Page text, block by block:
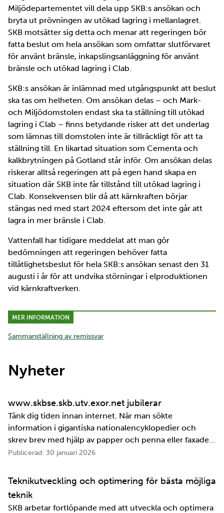
Miljödepartementet vill dela upp SKB:s ansökan och
bryta ut prövningen av utökad lagring i mellanlagret.
SKB motsätter sig detta och menar att regeringen bör
fatta beslut om hela ansökan som omfattar slutförvaret
för använt bränsle, inkapslingsanläggning för använt
bränsle och utökad lagring i Clab.
SKB:s ansökan är inlämnad med utgångspunkt att beslut
ska tas om helheten. Om ansökan delas – och Mark-
och Miljödomstolen endast ska ta ställning till utökad
lagring i Clab – finns betydande risker att det underlag
som lämnas till domstolen inte är tillräckligt för att ta
ställning till. En likartad situation som Cementa och
kalkbrytningen på Gotland står inför. Om ansökan delas
riskerar alltså regeringen att på egen hand skapa en
situation där SKB inte får tillstånd till utökad lagring i
Clab. Konsekvensen blir då att kärnkraften börjar
stängas ned med start 2024 eftersom det inte går att
lagra in mer bränsle i Clab.
Vattenfall har tidigare meddelat att man gör
bedömningen att regeringen behöver fatta
tillåtlighetsbeslut för hela SKB:s ansökan senast den 31
augusti i år för att undvika störningar i elproduktionen
vid kärnkraftverken.
MER INFORMATION
Sammanställning av remissvar
Nyheter
www.skbse.skb.utv.exor.net jubilerar
Tänk dig tiden innan internet. När man sökte
information i gigantiska nationalencyklopedier och
skrev brev med hjälp av papper och penna eller faxade
om ett meddelande skulle fram snabbt. Det är inte
perspektiv i alla fall. För oss på SKB är det …
Publicerad: 30 januari 2026
Teknikutveckling och optimering för bästa möjliga
teknik
SKB arbetar fortlöpande med att utveckla och optimera